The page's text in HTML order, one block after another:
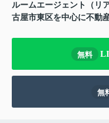
ルームエージェント（リ
古屋市東区を中心に不動
無料
無